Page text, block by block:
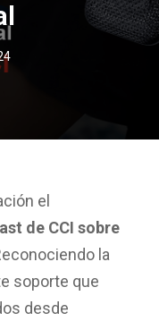
el
de CCI sobre
la
soporte que
desde